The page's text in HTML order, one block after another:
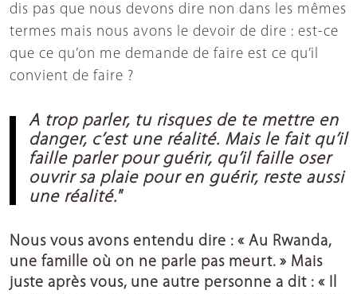
dis pas que nous devons dire non dans les mêmes
termes mais nous avons le devoir de dire : est-ce
que ce qu’on me demande de faire est ce qu’il
convient de faire ?
A trop parler, tu risques de te mettre en
danger, c’est une réalité. Mais le fait qu’il
faille parler pour guérir, qu’il faille oser
ouvrir sa plaie pour en guérir, reste aussi
une réalité."
Nous vous avons entendu dire : « Au Rwanda,
une famille où on ne parle pas meurt. » Mais
juste après vous, une autre personne a dit : « Il